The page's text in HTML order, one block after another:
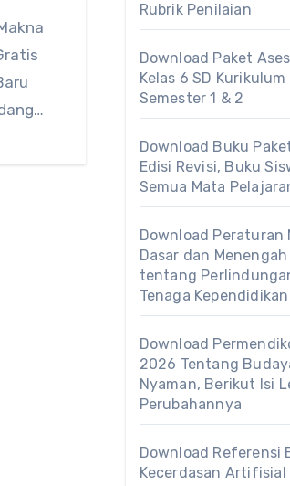
Rubrik Penilaian
Download Paket
Kelas 6 SD
Semester 1 & 2
Download Buku
Edisi Revisi, Buku
Semua Mata
Download Peraturan
Dasar dan
tentang
Tenaga Kependidikan
Download
2026 Tentang
Nyaman, Berikut Isi
Perubahannya
Download Referensi
Kecerdasan Artifisial